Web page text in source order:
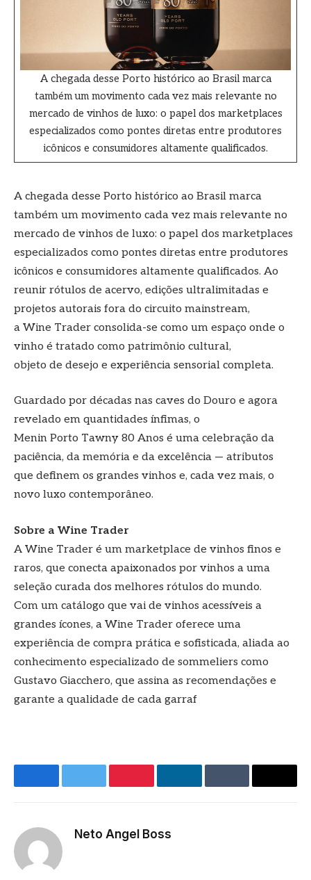
A chegada desse Porto histórico ao Brasil marca
também um movimento cada vez mais relevante no
mercado de vinhos de luxo: o papel dos marketplaces
especializados como pontes diretas entre produtores
icônicos e consumidores altamente qualificados.
A chegada desse Porto histórico ao Brasil marca
também um movimento cada vez mais relevante no
mercado de vinhos de luxo: o papel dos marketplaces
especializados como pontes diretas entre produtores
icônicos e consumidores altamente qualificados. Ao
reunir rótulos de acervo, edições ultralimitadas e
projetos autorais fora do circuito mainstream,
a Wine Trader consolida-se como um espaço onde o
vinho é tratado como patrimônio cultural,
objeto de desejo e experiência sensorial completa.
Guardado por décadas nas caves do Douro e agora
revelado em quantidades ínfimas, o
Menin Porto Tawny 80 Anos é uma celebração da
paciência, da memória e da excelência — atributos
que definem os grandes vinhos e, cada vez mais, o
novo luxo contemporâneo.
Sobre a Wine Trader
A Wine Trader é um marketplace de vinhos finos e
raros, que conecta apaixonados por vinhos a uma
seleção curada dos melhores rótulos do mundo.
Com um catálogo que vai de vinhos acessíveis a
grandes ícones, a Wine Trader oferece uma
experiência de compra prática e sofisticada, aliada ao
conhecimento especializado de sommeliers como
Gustavo Giacchero, que assina as recomendações e
garante a qualidade de cada garraf
FacebookTwitter PinterestLinkedInTumblr E-
Neto Angel Boss